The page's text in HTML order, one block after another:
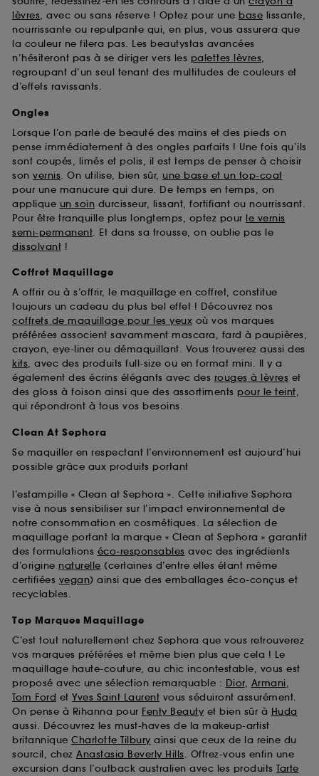
lèvres, avec ou sans réserve ! Optez pour une base lissante,
nourrissante ou repulpante qui, en plus, vous assurera que
la couleur ne filera pas. Les beautystas avancées
n’hésiteront pas à se diriger vers les palettes lèvres,
regroupant d’un seul tenant des multitudes de couleurs et
d’effets ravissants.
Ongles
Lorsque l’on parle de beauté des mains et des pieds on
pense immédiatement à des ongles parfaits ! Une fois qu’ils
sont coupés, limés et polis, il est temps de penser à choisir
son vernis. On utilise, bien sûr, une base et un top-coat
pour une manucure qui dure. De temps en temps, on
applique un soin durcisseur, lissant, fortifiant ou nourrissant.
Pour être tranquille plus longtemps, optez pour le vernis
semi-permanent. Et dans sa trousse, on oublie pas le
dissolvant !
Coffret Maquillage
A offrir ou à s’offrir, le maquillage en coffret, constitue
toujours un cadeau du plus bel effet ! Découvrez nos
coffrets de maquillage pour les yeux où vos marques
préférées associent savamment mascara, fard à paupières,
crayon, eye-liner ou démaquillant. Vous trouverez aussi des
kits, avec des produits full-size ou en format mini. Il y a
également des écrins élégants avec des rouges à lèvres et
des gloss à foison ainsi que des assortiments pour le teint,
qui répondront à tous vos besoins.
Clean At Sephora
Se maquiller en respectant l’environnement est aujourd’hui
possible grâce aux produits portant
l’estampille « Clean at Sephora ». Cette initiative Sephora
vise à nous sensibiliser sur l’impact environnemental de
notre consommation en cosmétiques. La sélection de
maquillage portant la marque « Clean at Sephora » garantit
des formulations éco-responsables avec des ingrédients
d’origine naturelle (certaines d’entre elles étant même
certifiées vegan) ainsi que des emballages éco-conçus et
recyclables.
Top Marques Maquillage
C’est tout naturellement chez Sephora que vous retrouverez
vos marques préférées et même bien plus que cela ! Le
maquillage haute-couture, au chic incontestable, vous est
proposé avec une sélection remarquable : Dior, Armani,
Tom Ford et Yves Saint Laurent vous séduiront assurément.
On pense à Rihanna pour Fenty Beauty et bien sûr à Huda
aussi. Découvrez les must-haves de la makeup-artist
britannique Charlotte Tilbury ainsi que ceux de la reine du
sourcil, chez Anastasia Beverly Hills. Offrez-vous enfin une
excursion dans l’outback australien avec les produits Tarte